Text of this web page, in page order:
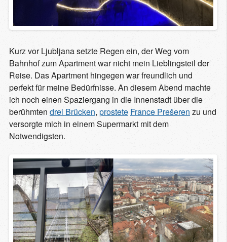
Kurz vor Ljubljana setzte Regen ein, der Weg vom
Bahnhof zum Apartment war nicht mein Lieblingsteil der
Reise. Das Apartment hingegen war freundlich und
perfekt für meine Bedürfnisse. An diesem Abend machte
ich noch einen Spaziergang in die Innenstadt über die
berühmten drei Brücken, prostete France Prešeren zu und
versorgte mich in einem Supermarkt mit dem
Notwendigsten.